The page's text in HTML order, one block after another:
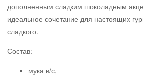
дополненным сладким шоколадным
идеальное сочетание для настоящих
сладкого.
Состав:
мука в/с,